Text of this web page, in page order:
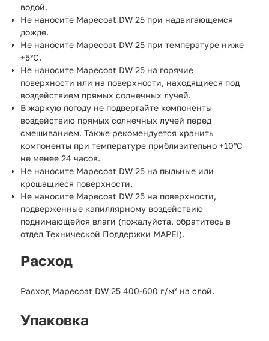
водой.
Не наносите Mapecoat DW 25 при надвигающемся
дожде.
Не наносите Mapecoat DW 25 при температуре ниже
+5°С.
Не наносите Mapecoat DW 25 на горячие
поверхности или на поверхности, находящиеся под
воздействием прямых солнечных лучей.
В жаркую погоду не подвергайте компоненты
воздействию прямых солнечных лучей перед
смешиванием. Также рекомендуется хранить
компоненты при температуре приблизительно +10°С
не менее 24 часов.
Не наносите Mapecoat DW 25 на пыльные или
крошащиеся поверхности.
Не наносите Mapecoat DW 25 на поверхности,
подверженные капиллярному воздействию
поднимающейся влаги (пожалуйста, обратитесь в
отдел Технической Поддержки MAPEI).
Расход
Расход Mapecoat DW 25 400-600 г/м² на слой.
Упаковка